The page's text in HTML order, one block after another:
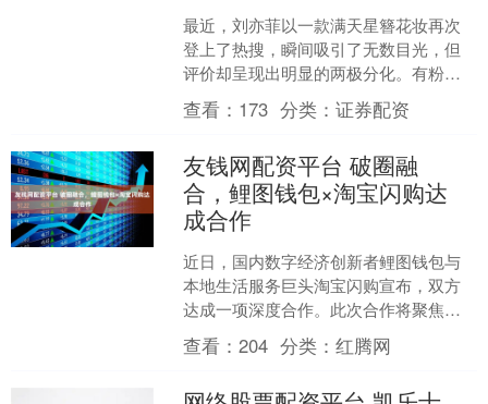
最近，刘亦菲以一款满天星簪花妆再次
登上了热搜，瞬间吸引了无数目光，但
评价却呈现出明显的两极分化。有粉丝
直呼仙气十足，仿佛从古典画卷里走出
来的仙子；也有人忍不住吐....
查看： 173 分类：证券配资
友钱网配资平台 破圈融
合，鲤图钱包×淘宝闪购达
成合作
近日，国内数字经济创新者鲤图钱包与
本地生活服务巨头淘宝闪购宣布，双方
达成一项深度合作。此次合作将聚焦于
企业用餐服务领域，旨在基于双方产
品、技术、资源在底层逻辑上....
查看：204 分类：红腾网